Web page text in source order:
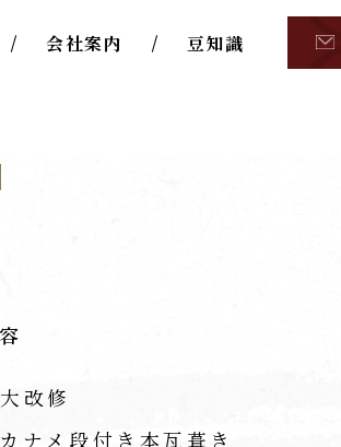
会社案内 豆知識
改修
ナメ段付き本瓦葺き